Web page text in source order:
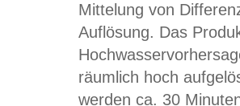
Mittelung von
Auflösung. Das
räumlich hoch
werden ca. 30